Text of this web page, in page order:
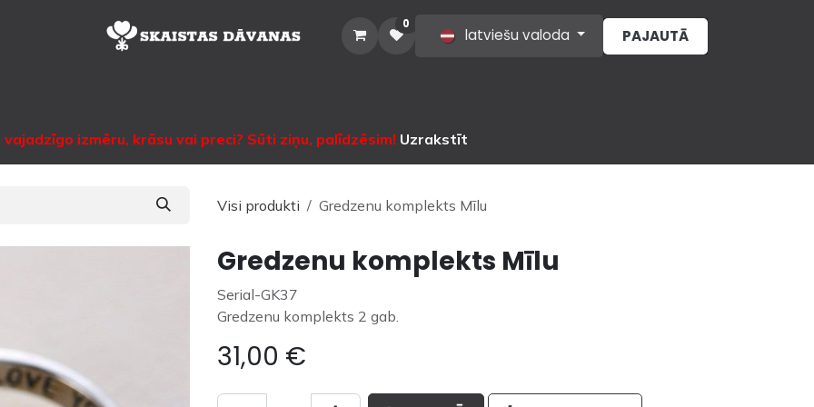
0
latviešu valoda PAJAUTĀ
izmēru, krāsu vai preci? Sūti ziņu, palīdzēsim! Uzrakstīt
Visi produkti Gredzenu komplekts Mīlu
Gredzenu komplekts Mīlu
Serial-GK37
Gredzenu komplekts 2 gab.
31,00 €